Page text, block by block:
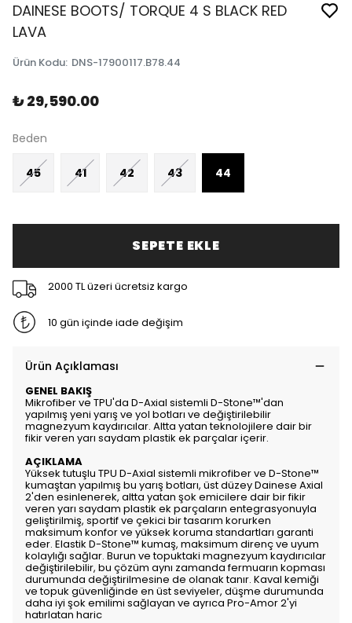
DAINESE BOOTS/ TORQUE 4 S BLACK RED
LAVA
Ürün Kodu: DNS-17900117.B78.44
₺ 29,590.00
Beden
45 41 42 43 44
SEPETE EKLE
2000 TL üzeri ücretsiz kargo
10 gün içinde iade değişim
Ürün Açıklaması
GENEL BAKIŞ
Mikrofiber ve TPU'da D-Axial sistemli D-Stone™'dan
yapılmış yeni yarış ve yol botları ve değiştirilebilir
magnezyum kaydırıcılar. Altta yatan teknolojilere dair bir
fikir veren yarı saydam plastik ek parçalar içerir.
AÇIKLAMA
Yüksek tutuşlu TPU D-Axial sistemli mikrofiber ve D-Stone™
kumaştan yapılmış bu yarış botları, üst düzey Dainese Axial
2'den esinlenerek, altta yatan şok emicilere dair bir fikir
veren yarı saydam plastik ek parçaların entegrasyonuyla
geliştirilmiş, sportif ve çekici bir tasarım korurken
maksimum konfor ve yüksek koruma standartları garanti
eder. Elastik D-Stone™ kumaş, maksimum direnç ve uyum
kolaylığı sağlar. Burun ve topuktaki magnezyum kaydırıcılar
değiştirilebilir, bu çözüm aynı zamanda fermuarın kopması
durumunda değiştirilmesine de olanak tanır. Kaval kemiği
ve topuk güvenliğinde en üst seviyeler, düşme durumunda
daha iyi şok emilimi sağlayan ve ayrıca Pro-Amor 2'yi
hatırlatan haric